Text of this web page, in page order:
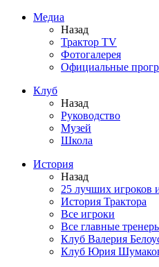
Медиа
Назад
Трактор TV
Фотогалерея
Официальные
Клуб
Назад
Руководство
Музей
Школа
История
Назад
25 лучших игроков
История Трактора
Все игроки
Все главные
Клуб Валерия
Клуб Юрия